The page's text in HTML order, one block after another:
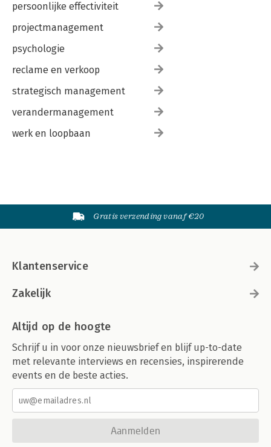
persoonlijke effectiviteit
projectmanagement
psychologie
reclame en verkoop
strategisch management
verandermanagement
werk en loopbaan
Gratis verzending vanaf €20
Klantenservice
Zakelijk
Altijd op de hoogte
Schrijf u in voor onze nieuwsbrief en blijf up-to-date
met relevante interviews en recensies, inspirerende
events en de beste acties.
Aanmelden